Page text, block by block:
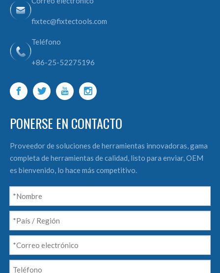
fixtec@fixtectools.com
Teléfono
+86-25-52275196
PONERSE EN CONTACTO
Proveedor de soluciones de herramientas innovadoras, gama
completa de herramientas de calidad, listo para enviar, OEM
es bienvenido, lo hace más competitivo.